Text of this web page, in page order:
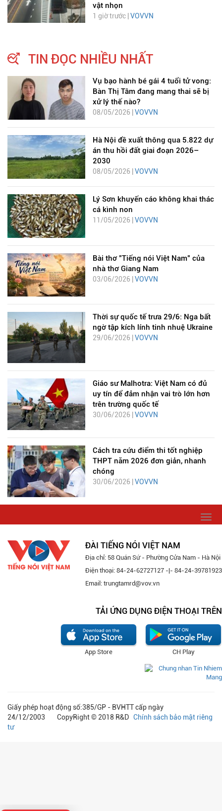
vật nhọn
1 giờ trước | VOVVN
TIN ĐỌC NHIỀU NHẤT
Vụ bạo hành bé gái 4 tuổi tử vong:
Bàn Thị Tâm đang mang thai sẽ bị
xử lý thế nào?
08/05/2026 | VOVVN
Hà Nội đề xuất thông qua 5.822 dự
án thu hồi đất giai đoạn 2026–
2030
08/05/2026 | VOVVN
Lý Sơn khuyến cáo không khai thác
cá kình non
11/05/2026 | VOVVN
Bài thơ "Tiếng nói Việt Nam" của
nhà thơ Giang Nam
03/06/2026 |VOVVN
Thời sự quốc tế trưa 29/6: Nga bất
ngờ tập kích lính tinh nhuệ Ukraine
29/06/2026 | VOVVN
Giáo sư Malhotra: Việt Nam có đủ
uy tín để đảm nhận vai trò lớn hơn
trên trường quốc tế
30/06/2026 |VOVVN
Cách tra cứu điểm thi tốt nghiệp
THPT năm 2026 đơn giản, nhanh
chóng
30/06/2026 | VOVVN
ĐÀI TIẾNG NÓI VIỆT NAM
Địa chỉ: 58 Quán Sứ - Phường Cửa Nam - Hà Nội
Điện thoại: 84-24-62727127 -|- 84-24-39781923
Email: trungtamrd@vov.vn
TẢI ỨNG DỤNG ĐIỆN THOẠI TRÊN
CH Play
App Store
Giấy phép hoạt động số:385/GP - BVHTT cấp ngày
24/12/2003 CopyRight © 2018 R&D Chính sách bảo mật riêng
tư